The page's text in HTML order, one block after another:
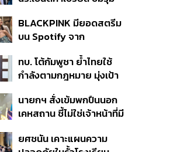
ดำเนินคดีแล้ว
BLACKPINK มียอดสตรีม
บน Spotify จาก
ครั้ง ตลอด 10 ปีที่ผ่านมา
ทบ. โต้กัมพูชา ย้ำไทยใช้
กำลังตามกฎหมาย มุ่งเป้า
หายไทยไม่อาจลบด้วย
ข้อมูลบิดเบือน
นายกฯ สั่งเข้มพกปืนนอก
เคหสถาน ชี้ไม่ใช่เจ้าหน้าที่มี
ก่อเหตุ เจ้าของร่วมรับผิด
ยศชนัน เคาะแผนความ